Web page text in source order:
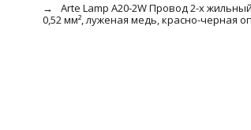
Arte Lamp A20-2W Провод 2-х
0,52 мм², луженая медь, красно-черная